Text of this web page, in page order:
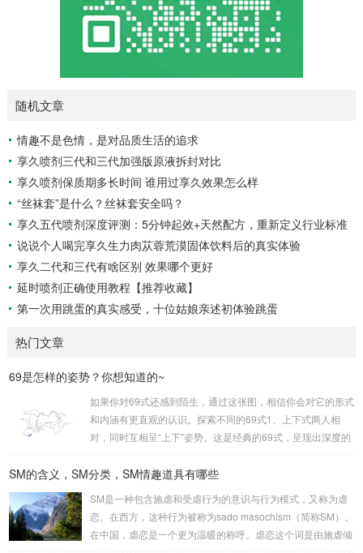
随机文章
情趣不是色情，是对品质生活的追求
享久喷剂三代和三代加强版原液拆封对比
享久喷剂保质期多长时间 谁用过享久效果怎么样
“丝袜套”是什么？丝袜套安全吗？
享久五代喷剂深度评测：5分钟起效+天然配方，重新定义行业标准
说说个人喝完享久生力肉苁蓉荒漠固体饮料后的真实体验
享久二代和三代有啥区别 效果哪个更好
延时喷剂正确使用教程【推荐收藏】
第一次用跳蛋的真实感受，十位姑娘亲述初体验跳蛋
热门文章
69是怎样的姿势？你想知道的~
如果你对69式还感到陌生，通过这张图，相信你会对它的形式
和内涵有更直观的认识。探索不同的69式1、上下式两人相
对，同时互相呈“上下”姿势。这是经典的69式，呈现出深度的
头枕女方大腿。这种体位让双方能更轻松地互相口爱。3、立
考验了男女双方身体素质，需慎重尝试。侧躺式的舒适之处这
一姿势的独特之处在于，女性可以更轻松地掌控伴侣的口舌刺
激，同时避免疲劳。男性则可通过合适的角度和...
SM的含义，SM分类，SM情趣道具有哪些
SM是一种包含施虐和受虐行为的意识与行为模式，又称为虐
恋。在西方，这种行为被称为sado masochism（简称SM）。
在中国，虐恋是一个更为温暖的称呼。虐恋这个词是由施虐倾